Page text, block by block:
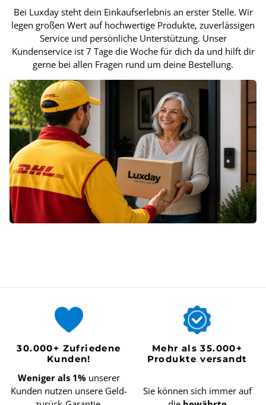
Bei Luxday steht dein Einkaufserlebnis an erster Stelle. Wir
legen großen Wert auf hochwertige Produkte, zuverlässigen
Service und persönliche Unterstützung. Unser
Kundenservice ist 7 Tage die Woche für dich da und hilft dir
gerne bei allen Fragen rund um deine Bestellung.
30.000+ Zufriedene
Kunden!
Weniger als 1% unserer
Kunden nutzen unsere Geld-
Mehr als 35.000+
Produkte versandt
Sie können sich immer auf